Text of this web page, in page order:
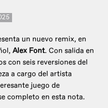
un nuevo remix, en
Alex Font. Con salida en
con seis reversiones del
a cargo del artista
juego de
completo en esta nota.